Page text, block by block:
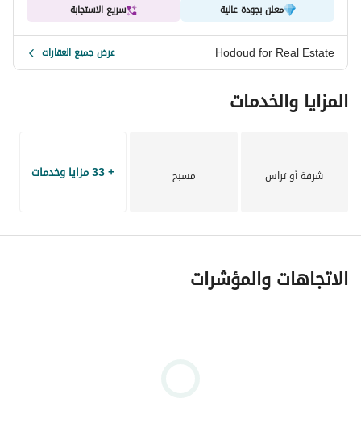
معلن بجودة عالية سريع الاستجابة
Hodoud for Real Estate عرض جميع العقارات
المزايا والخدمات
شرفة أو تراس مسبح + 33 مزايا وخدمات
الاتجاهات والمؤشرات